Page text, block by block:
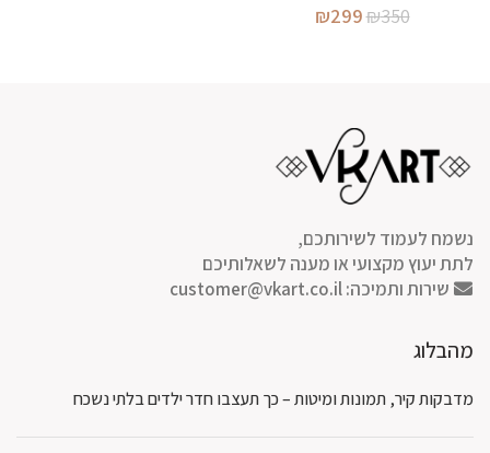
₪350
המחיר₪299
נשמח לעמוד לשירותכם,
לתת יעוץ מקצועי או מענה לשאלותיכם
שירות ותמיכה:customer@vkart.co.il
מהבלוג
מדבקות קיר, תמונות ומיטות – כך תעצבו חדר ילדים בלתי נשכח